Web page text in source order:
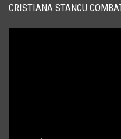
CRISTIANA STANCU